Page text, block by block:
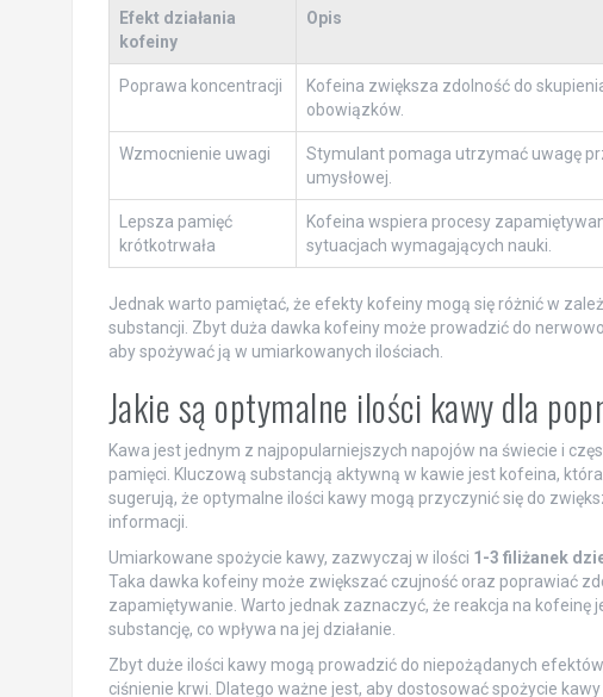
Efekt działania
kofeiny
Opis
Poprawa koncentracji
Kofeina zwiększa zdolność do
obowiązków.
Wzmocnienie uwagi
Stymulant pomaga utrzymać uwagę
umysłowej.
Lepsza pamięć
krótkotrwała
Kofeina wspiera procesy
sytuacjach wymagających nauki.
Jednak warto pamiętać, że efekty kofeiny mogą się różnić w
substancji. Zbyt duża dawka kofeiny może prowadzić do
aby spożywać ją w umiarkowanych ilościach.
Jakie są optymalne ilości kawy dla
Kawa jest jednym z najpopularniejszych napojów na świecie i
pamięci. Kluczową substancją aktywną w kawie jest kofeina,
sugerują, że optymalne ilości kawy mogą przyczynić się do
informacji.
Umiarkowane spożycie kawy, zazwyczaj w ilości 1-3 filiżanek
Taka dawka kofeiny może zwiększać czujność oraz poprawiać
zapamiętywanie. Warto jednak zaznaczyć, że reakcja na kofeinę
substancję, co wpływa na jej działanie.
Zbyt duże ilości kawy mogą prowadzić do niepożądanych
ciśnienie krwi. Dlatego ważne jest, aby dostosować spożycie